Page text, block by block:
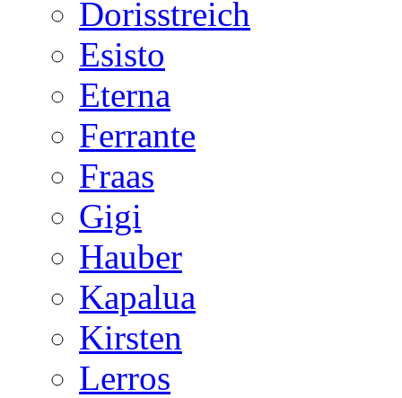
Dorisstreich
Esisto
Eterna
Ferrante
Fraas
Gigi
Hauber
Kapalua
Kirsten
Lerros